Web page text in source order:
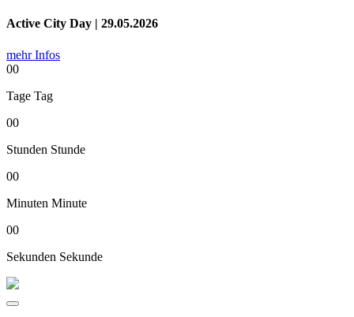
Active City Day | 29.05.2026
mehr Infos
00
Tage Tag
00
Stunden Stunde
00
Minuten Minute
00
Sekunden Sekunde